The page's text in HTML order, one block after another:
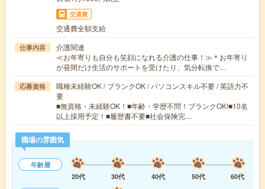
交通費
交通費全額支給
仕事内容
介護関連
≪お年寄りも自分も笑顔になれる介護の仕事！≫＊お年寄り
が昼間だけ生活のサポートを受けたり、気分転換で…
応募資格
職種未経験OK / ブランクOK / パソコンスキル不要 / 英語力不
要
■無資格・未経験OK！■年齢・学歴不問！ブランクOK!■10名
以上採用予定！■履歴書不要■社会保険完…
職場の雰囲気
年齢層
20代
30代 40代 50代
60代